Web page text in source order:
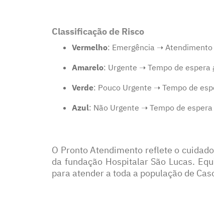
Classificação de Risco
Vermelho: Emergência ➝ Atendimento
Amarelo: Urgente ➝ Tempo de espera
Verde: Pouco Urgente ➝ Tempo de
Azul: Não Urgente ➝ Tempo de
O Pronto Atendimento reflete o
da fundação Hospitalar São Lucas.
para atender a toda a população de